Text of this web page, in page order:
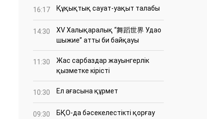
16:17 Құқықтық сауат-уақыт талабы
14:30
XV Халықаралық “舞蹈世界 Удао
шыжие” атты би байқауы
11:30
Жас сарбаздар жауынгерлік
қызметке кірісті
10:30 Ел ағасына құрмет
09:30
БҚО-да бәсекелестікті қорғау